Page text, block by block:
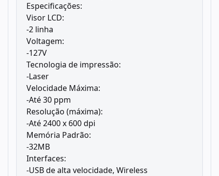
Especificações:
Visor LCD:
-2 linha
Voltagem:
-127V
Tecnologia de impressão:
-Laser
Velocidade Máxima:
-Até 30 ppm
Resolução (máxima):
-Até 2400 x 600 dpi
Memória Padrão:
-32MB
Interfaces:
-USB de alta velocidade, Wireless